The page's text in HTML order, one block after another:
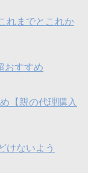
れまでとこれか
【親の代理購入